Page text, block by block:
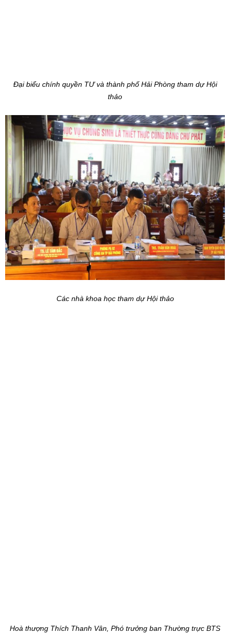
Đại biểu chính quyền TƯ và thành phố Hải Phòng tham dự Hội
thảo
Các nhà khoa học tham dự Hội thảo
Hoà thượng Thích Thanh Vân, Phó trưởng ban Thường trực BTS